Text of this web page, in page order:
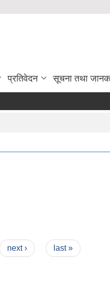
प्रतिवेदन सूचना तथा
next › last »